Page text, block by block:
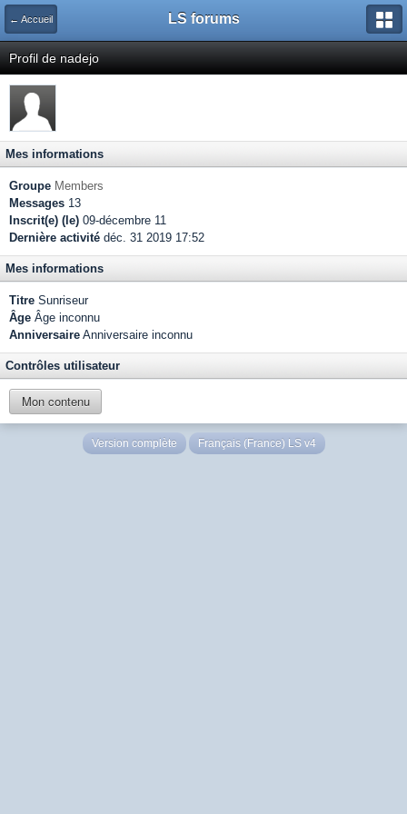
← Accueil LS forums
Profil de nadejo
Mes informations
Groupe Members
Messages 13
Inscrit(e) (le) 09-décembre 11
Dernière activité déc. 31 2019 17:52
Mes informations
Titre Sunriseur
Âge Âge inconnu
Anniversaire Anniversaire inconnu
Contrôles utilisateur
Mon contenu
Version complète Français (France) LS v4